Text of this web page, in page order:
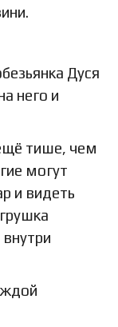
Дуся
него и
тише, чем
могут
и видеть